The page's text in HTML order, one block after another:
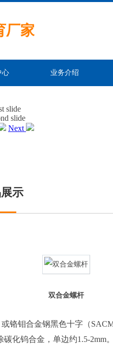
厂家
心 业务介绍
Next
示
双合金螺杆
铬钼合金钢黑色十字（
化钨合金，单边约1.5-2mm。